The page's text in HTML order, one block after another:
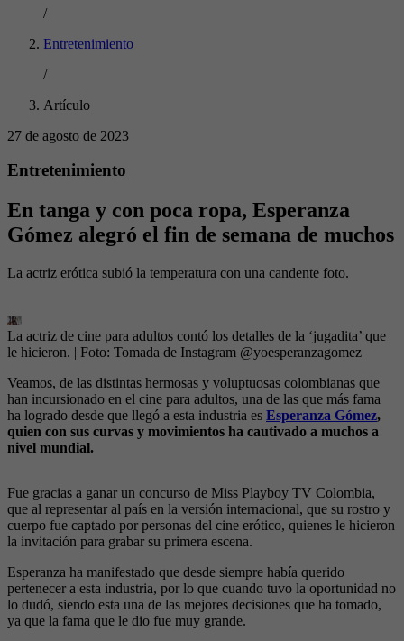
/
Entretenimiento
/
Artículo
27 de agosto de 2023
Entretenimiento
En tanga y con poca ropa, Esperanza
Gómez alegró el fin de semana de muchos
La actriz erótica subió la temperatura con una candente foto.
La actriz de cine para adultos contó los detalles de la ‘jugadita’ que
le hicieron. | Foto: Tomada de Instagram @yoesperanzagomez
Veamos, de las distintas hermosas y voluptuosas colombianas que
han incursionado en el cine para adultos, una de las que más fama
ha logrado desde que llegó a esta industria es Esperanza Gómez,
quien con sus curvas y movimientos ha cautivado a muchos a
nivel mundial.
Fue gracias a ganar un concurso de Miss Playboy TV Colombia,
que al representar al país en la versión internacional, que su rostro y
cuerpo fue captado por personas del cine erótico, quienes le hicieron
la invitación para grabar su primera escena.
Esperanza ha manifestado que desde siempre había querido
pertenecer a esta industria, por lo que cuando tuvo la oportunidad no
lo dudó, siendo esta una de las mejores decisiones que ha tomado,
ya que la fama que le dio fue muy grande.